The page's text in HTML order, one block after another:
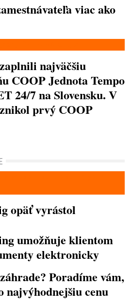
viac ako
najväčšiu
COOP Jednota Tempo
24/7 na Slovensku. V
prvý COOP
opäť vyrástol
umožňuje klientom
elektronicky
Poradíme vám,
najvýhodnejšiu cenu